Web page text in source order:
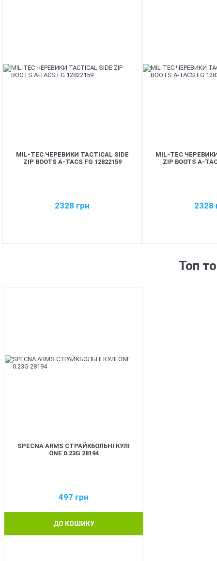
MIL-TEC ЧЕРЕВИКИ TACTICAL SIDE
ZIP BOOTS A-TACS FG 12822159
2328 грн
MIL-TEC
ZIP BOOTS A-
2328
Топ
SPECNA ARMS СТРАЙКБОЛЬНІ КУЛІ
ONE 0.23G 28194
497 грн
ДО КОШИКУ